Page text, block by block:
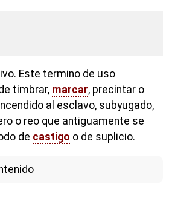
Este termino de uso
timbrar, marcar, precintar o
al esclavo, subyugado,
o reo que antiguamente se
de castigo o de suplicio.